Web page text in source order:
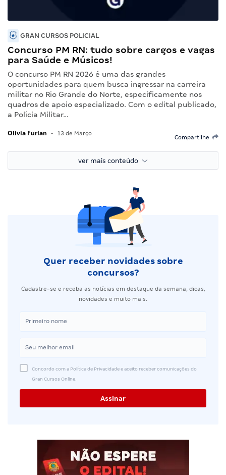
GRAN CURSOS POLICIAL
Concurso PM RN: tudo sobre cargos e vagas
para Saúde e Músicos!
O concurso PM RN 2026 é uma das grandes
oportunidades para quem busca ingressar na carreira
militar no Rio Grande do Norte, especificamente nos
quadros de apoio especializado. Com o edital publicado,
a Polícia Militar…
Olivia Furlan • 13 de Março
Compartilhe
ver mais conteúdo
Quer receber novidades sobre
concursos?
Cadastre-se e receba as notícias em destaque da semana, dicas,
novidades e muito mais.
Concordo com a Política de Privacidade e aceito receber comunicações do
Gran Cursos Online.